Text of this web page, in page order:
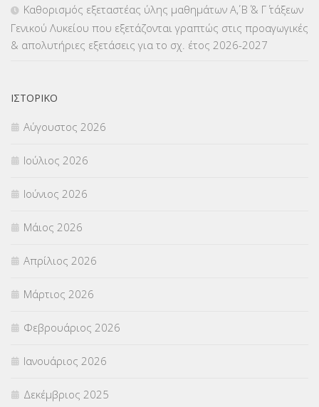
ΜΕΤΑΦΟΡΑ ΜΑΘΗΤΩΝ(3)
ΟΙΚΟΝΟΜΙΚΑ ΘΕΜΑΤΑ
Π.Ε.Κ. ΗΡΑΚΛΕΙΟΥ
ΠΑΝΕΛΛΑΔΙΚΕΣ ΕΞΕΤΑΣΕΙΣ
ΠΡΟΚΗΡΥΞΕΙΣ
ΣΕΜΙΝΑΡΙΑ – ΗΜΕΡΙΔΕΣ
ΣΕΠ(50)
ΣΤΕΛΕΧΗ (360)
ΣΥΜΒΟΥΛΕΥΤΙΚΟΣ ΣΤΑΘΜΟΣ ΝΕΩΝ
ΣΥΝΤΑΞΕΙΣ(12)
ΣΧΟΛΙΚΟΙ ΣΥΜΒΟΥΛΟΙ
Καθορισμός εξεταστέας ύλης μαθημάτων Α΄, Β΄ & Γ΄ τάξεων
Γενικού Λυκείου που εξετάζονται γραπτώς στις προαγωγικές
& απολυτήριες εξετάσεις για το σχ. έτος 2026-2027
ΙΣΤΟΡΙΚΌ
Αύγουστος 2026
Ιούλιος 2026
Ιούνιος 2026
Μάιος 2026
Απρίλιος 2026
Μάρτιος 2026
Φεβρουάριος 2026
Ιανουάριος 2026
Δεκέμβριος 2025